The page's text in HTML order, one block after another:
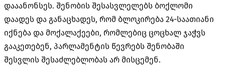
დააანონსეს. შენობის შესასვლელებს ბოქლომი
დაადეს და განაცხადეს, რომ ბლოკირება 24-საათიანი
იქნება და მოქალაქეები, რომლებიც ცოცხალ ჯაჭვს
გააკეთებენ, პარლამენტის წევრებს შენობაში
შესვლის შესაძლებლობას არ მისცემენ.